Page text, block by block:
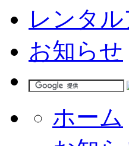
レンタ
お知らせ
ホーム